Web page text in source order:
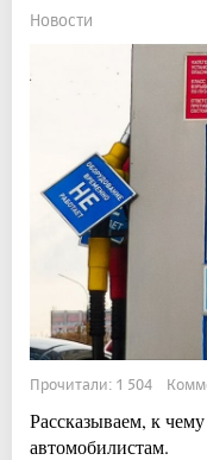
Новости
Прочитали: 1 504
Рассказываем, к
автомобилистам.